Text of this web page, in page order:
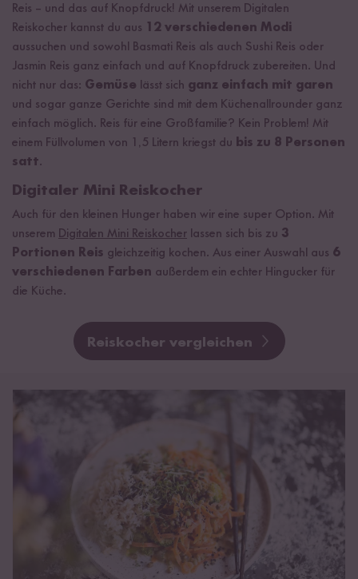
Reis – und das auf Knopfdruck! Mit unserem Digitalen
Reiskocher kannst du aus
12 verschiedenen Modi
aussuchen und sowohl Basmati Reis als auch Sushi Reis oder
Jasmin Reis ganz einfach und auf Knopfdruck zubereiten. Und
nicht nur das: Gemüse lässt sich ganz einfach mit garen
und sogar ganze Gerichte sind mit dem Küchenallrounder ganz
einfach möglich. Reis für eine Großfamilie? Kein Problem! Mit
einem Füllvolumen von 1,5 Litern kriegst du bis zu 8 Personen
satt.
Digitaler Mini Reiskocher
Auch für den kleinen Hunger haben wir eine super Option. Mit
unserem Digitalen Mini Reiskocher lassen sich bis zu 3
Portionen Reis gleichzeitig kochen. Aus einer Auswahl aus 6
verschiedenen Farben außerdem ein echter Hingucker für
die Küche.
Reiskocher vergleichen